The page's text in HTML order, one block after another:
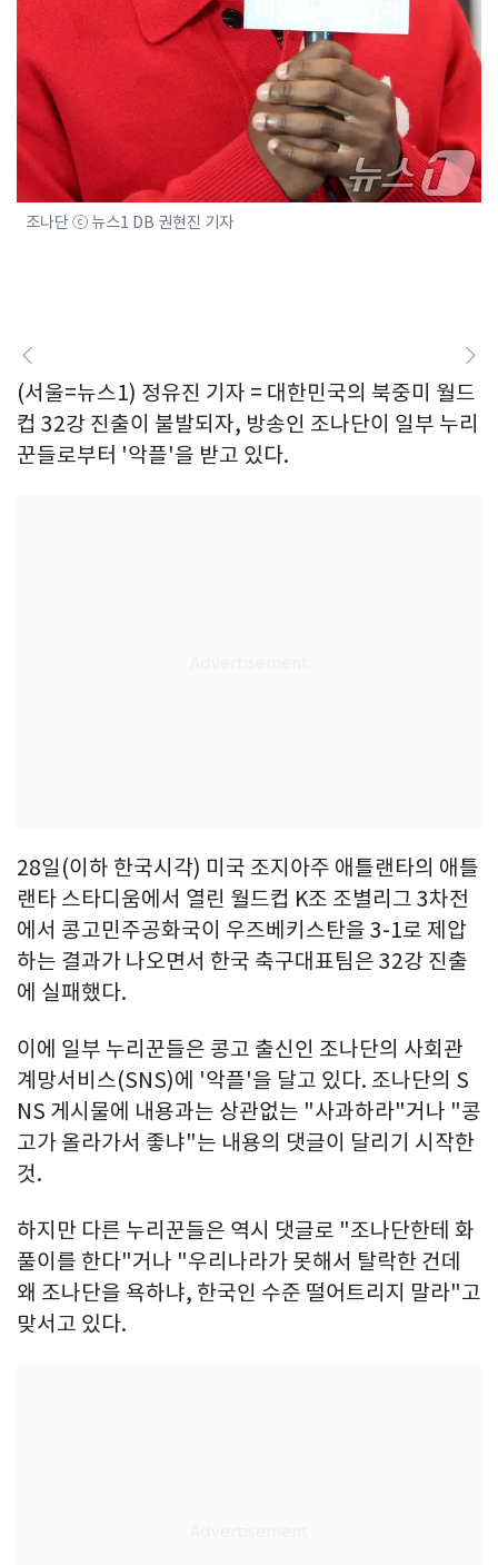
조나단 ⓒ 뉴스1 DB 권현진 기자
(서울=뉴스1) 정유진 기자 = 대한민국의 북중미 월드
컵 32강 진출이 불발되자, 방송인 조나단이 일부 누리
꾼들로부터 '악플'을 받고 있다.
28일(이하 한국시각) 미국 조지아주 애틀랜타의 애틀
랜타 스타디움에서 열린 월드컵 K조 조별리그 3차전
에서 콩고민주공화국이 우즈베키스탄을 3-1로 제압
하는 결과가 나오면서 한국 축구대표팀은 32강 진출
에 실패했다.
이에 일부 누리꾼들은 콩고 출신인 조나단의 사회관
계망서비스(SNS)에 '악플'을 달고 있다. 조나단의 S
NS 게시물에 내용과는 상관없는 "사과하라"거나 "콩
고가 올라가서 좋냐"는 내용의 댓글이 달리기 시작한
것.
하지만 다른 누리꾼들은 역시 댓글로 "조나단한테 화
풀이를 한다"거나 "우리나라가 못해서 탈락한 건데
왜 조나단을 욕하냐, 한국인 수준 떨어트리지 말라"고
맞서고 있다.